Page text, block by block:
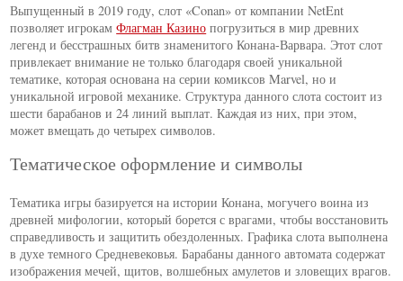
Выпущенный в 2019 году, слот «Conan» от компании NetEnt
позволяет игрокамФлагман Казино погрузиться в мир древних
легенд и бесстрашных битв знаменитого Конана-Варвара. Этот слот
привлекает внимание не только благодаря своей уникальной
тематике, которая основана на серии комиксов Marvel, но и
уникальной игровой механике. Структура данного слота состоит из
шести барабанов и 24 линий выплат. Каждая из них, при этом,
может вмещать до четырех символов.
Тематическое оформление и символы
Тематика игры базируется на истории Конана, могучего воина из
древней мифологии, который борется с врагами, чтобы восстановить
справедливость и защитить обездоленных. Графика слота выполнена
в духе темного Средневековья. Барабаны данного автомата содержат
изображения мечей, щитов, волшебных амулетов и зловещих врагов.